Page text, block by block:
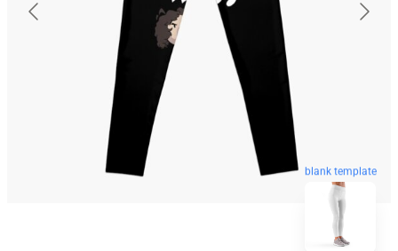
blank template